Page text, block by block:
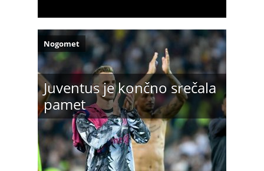
Juventus je končno srečala
pamet
Nogomet